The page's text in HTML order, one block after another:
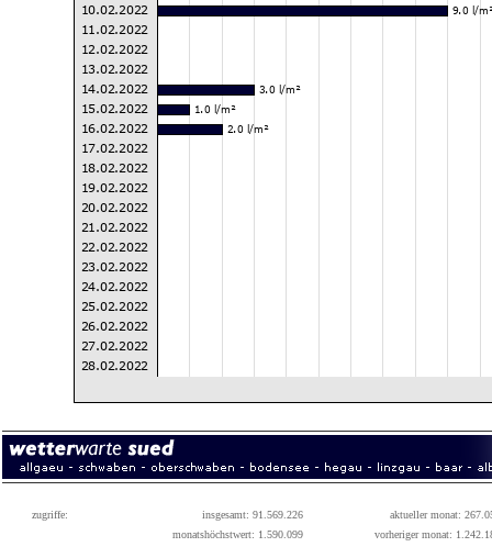
zugriffe: insgesamt: 91.569.226
aktueller monat:
monatshöchstwert: 1.590.099
vorheriger monat: